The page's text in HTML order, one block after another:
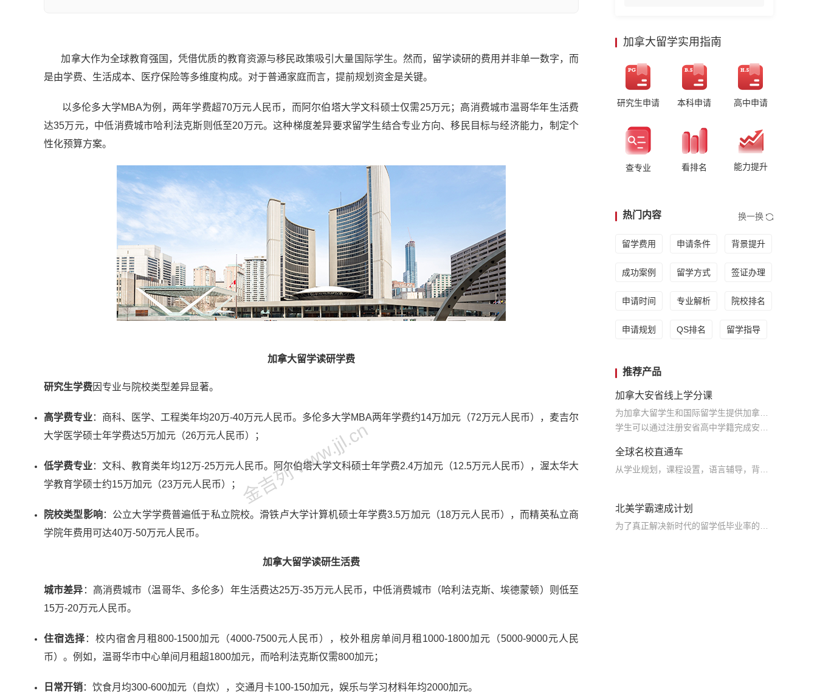
加拿大作为全球教育强国，凭借优质的教育资源与移民政策吸引大量国际学生。然而，留学读研的费用并非单一数字，而
是由学费、生活成本、医疗保险等多维度构成。对于普通家庭而言，提前规划资金是关键。
以多伦多大学MBA为例，两年学费超70万元人民币，而阿尔伯塔大学文科硕士仅需25万元；高消费城市温哥华年生活费
达35万元，中低消费城市哈利法克斯则低至20万元。这种梯度差异要求留学生结合专业方向、移民目标与经济能力，制定个
性化预算方案。
加拿大留学读研学费
研究生学费因专业与院校类型差异显著。
高学费专业：商科、医学、工程类年均20万-40万元人民币。多伦多大学MBA两年学费约14万加元（72万元人民币），麦吉尔
大学医学硕士年学费达5万加元（26万元人民币）；
低学费专业：文科、教育类年均12万-25万元人民币。阿尔伯塔大学文科硕士年学费2.4万加元（12.5万元人民币），渥太华大
学教育学硕士约15万加元（23万元人民币）；
院校类型影响：公立大学学费普遍低于私立院校。滑铁卢大学计算机硕士年学费3.5万加元（18万元人民币），而精英私立商
学院年费用可达40万-50万元人民币。
加拿大留学读研生活费
城市差异 ：高消费城市（温哥华、多伦多）年生活费达25万-35万元人民币，中低消费城市（哈利法克斯、埃德蒙顿）则低至
15万-20万元人民币。
住宿选择：校内宿舍月租800-1500加元（4000-7500元人民币），校外租房单间月租1000-1800加元（5000-9000元人民
币）。例如，温哥华市中心单间月租超1800加元，而哈利法克斯仅需800加元；
日常开销：饮食月均300-600加元（自炊），交通月卡100-150加元，娱乐与学习材料年均2000加元。
金吉列 www.jjl.cn
加拿大留学实用指南
研究生申请 本科申请 高中申请
查专业 看排名 能力提升
热门内容 换一换
留学费用 申请条件 背景提升
成功案例 留学方式 签证办理
申请时间 专业解析 院校排名
申请规划 QS排名 留学指导
推荐产品
加拿大安省线上学分课
全球名校直通车
北美学霸速成计划